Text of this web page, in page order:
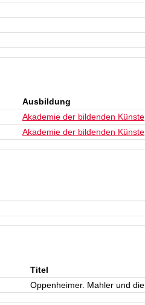
Ausbildung
Akademie der bildenden
Akademie der bildenden
Titel
Oppenheimer. Mahler und